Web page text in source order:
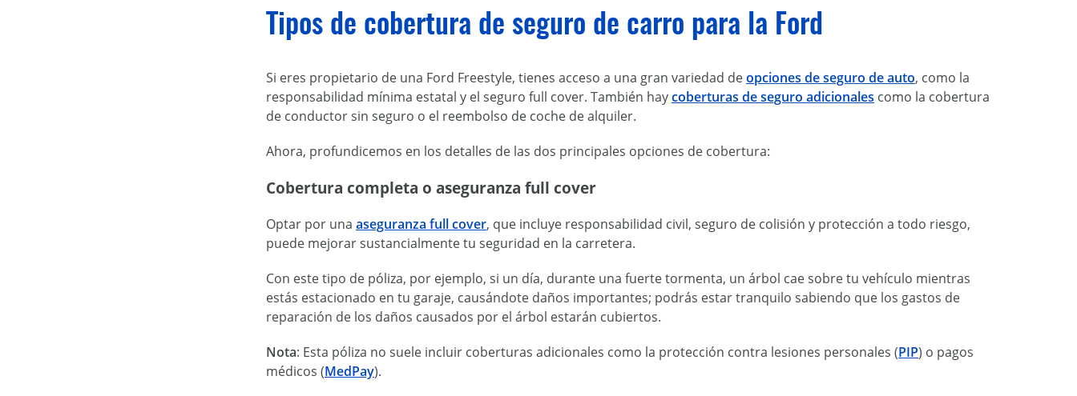
Tipos de cobertura de seguro de carro para la Ford
Si eres propietario de una Ford Freestyle, tienes acceso a una gran variedad deopciones de seguro de auto, como la
responsabilidad mínima estatal y el seguro full cover. También haycoberturas de seguro adicionales como la cobertura
de conductor sin seguro o el reembolso de coche de alquiler.
Ahora, profundicemos en los detalles de las dos principales opciones de cobertura:
Cobertura completa o aseguranza full cover
Optar por una aseguranza full cover, que incluye responsabilidad civil, seguro de colisión y protección a todo riesgo,
puede mejorar sustancialmente tu seguridad en la carretera.
Con este tipo de póliza, por ejemplo, si un día, durante una fuerte tormenta, un árbol cae sobre tu vehículo mientras
estás estacionado en tu garaje, causándote daños importantes; podrás estar tranquilo sabiendo que los gastos de
reparación de los daños causados por el árbol estarán cubiertos.
Nota: Esta póliza no suele incluir coberturas adicionales como la protección contra lesiones personales (PIP) o pagos
médicos (MedPay).